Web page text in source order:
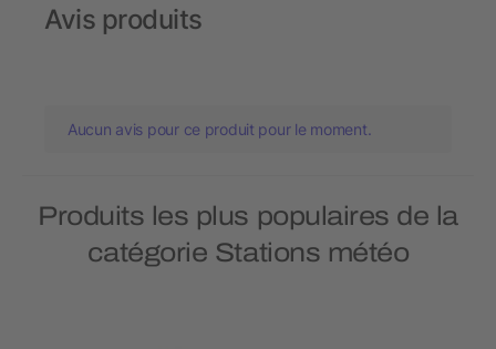
Avis produits
Aucun avis pour ce produit pour le moment.
Produits les plus populaires de la
catégorie Stations météo